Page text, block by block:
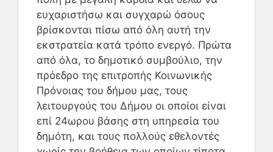
ευχαριστήσω και συγχαρώ όσους
βρίσκονται πίσω από όλη αυτή την
εκστρατεία κατά τρόπο ενεργό. Πρώτα
από όλα, το δημοτικό συμβούλιο, την
πρόεδρο της επιτροπής Κοινωνικής
Πρόνοιας του δήμου μας, τους
λειτουργούς του Δήμου οι οποίοι είναι
επί 24ωρου βάσης στη υπηρεσία του
δημότη, και τους πολλούς εθελοντές